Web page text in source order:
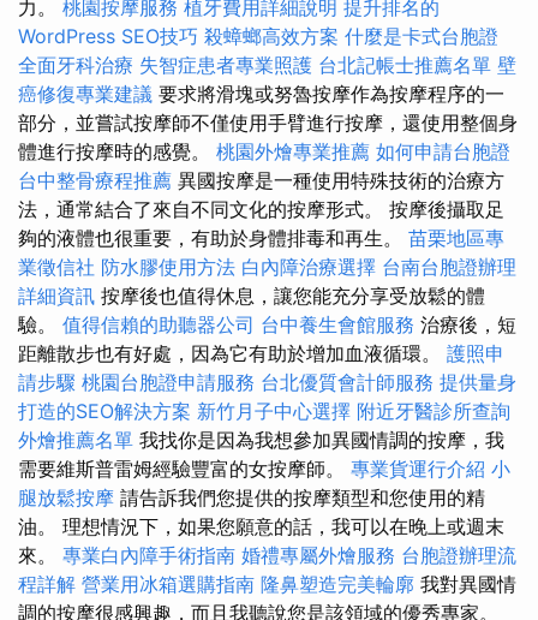
力。 桃園按摩服務 植牙費用詳細說明 提升排名的
WordPress SEO技巧 殺蟑螂高效方案 什麼是卡式台胞證
全面牙科治療 失智症患者專業照護 台北記帳士推薦名單 壁
癌修復專業建議 要求將滑塊或努魯按摩作為按摩程序的一
部分，並嘗試按摩師不僅使用手臂進行按摩，還使用整個身
體進行按摩時的感覺。 桃園外燴專業推薦 如何申請台胞證
台中整骨療程推薦 異國按摩是一種使用特殊技術的治療方
法，通常結合了來自不同文化的按摩形式。 按摩後攝取足
夠的液體也很重要，有助於身體排毒和再生。 苗栗地區專
業徵信社 防水膠使用方法 白內障治療選擇 台南台胞證辦理
詳細資訊 按摩後也值得休息，讓您能充分享受放鬆的體
驗。 值得信賴的助聽器公司 台中養生會館服務 治療後，短
距離散步也有好處，因為它有助於增加血液循環。 護照申
請步驟 桃園台胞證申請服務 台北優質會計師服務 提供量身
打造的SEO解決方案 新竹月子中心選擇 附近牙醫診所查詢
外燴推薦名單 我找你是因為我想參加異國情調的按摩，我
需要維斯普雷姆經驗豐富的女按摩師。 專業貨運行介紹 小
腿放鬆按摩 請告訴我們您提供的按摩類型和您使用的精
油。 理想情況下，如果您願意的話，我可以在晚上或週末
來。 專業白內障手術指南 婚禮專屬外燴服務 台胞證辦理流
程詳解 營業用冰箱選購指南 隆鼻塑造完美輪廓 我對異國情
調的按摩很感興趣，而且我聽說您是該領域的優秀專家。